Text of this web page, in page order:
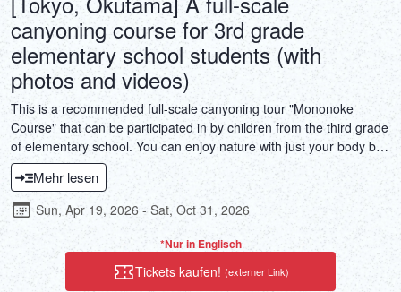
canyoning course for 3rd grade
elementary school students (with
photos and videos)
This is a recommended full-scale canyoning tour "Mononoke
Course" that can be participated in by children from the third grade
of elementary school. You can enjoy nature with just your body by
sliding down the rock face in the natural valley, jumping from the
rock wall into the river, and using special rope work to slide down a
natural 80-degree vertical waterfall. This is a full-scale canyoning
tour that is full of thrills and is very popular.
Mehr lesen
Sun, Apr 19, 2026 - Sat, Oct 31, 2026
*Nur in Englisch
Tickets kaufen! (externer Link)